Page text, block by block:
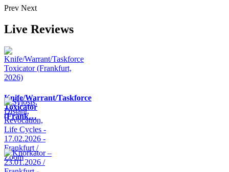
Prev Next
Live Reviews
Knife/Warrant/Taskforce
Toxicator
(Frank…